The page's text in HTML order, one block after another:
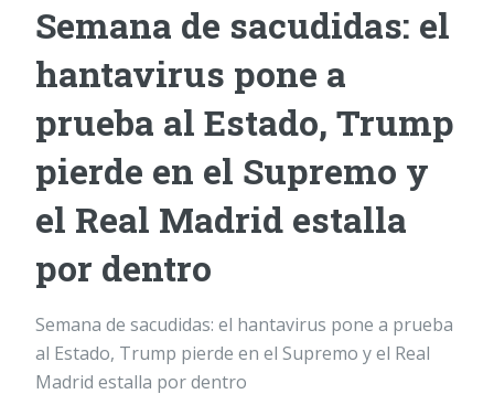
Semana de sacudidas: el
hantavirus pone a
prueba al Estado, Trump
pierde en el Supremo y
el Real Madrid estalla
por dentro
Semana de sacudidas: el hantavirus pone a prueba
al Estado, Trump pierde en el Supremo y el Real
Madrid estalla por dentro